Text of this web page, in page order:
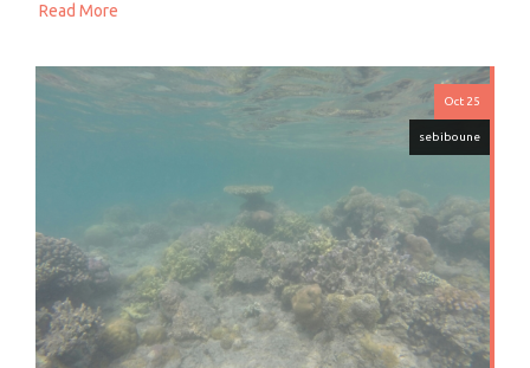
Read More
Oct 25
sebiboune